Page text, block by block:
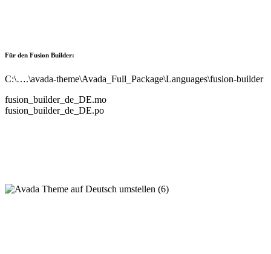
Für den Fusion Builder:
C:\….\avada-theme\Avada_Full_Package\Languages\fusion-builder
fusion_builder_de_DE.mo
fusion_builder_de_DE.po